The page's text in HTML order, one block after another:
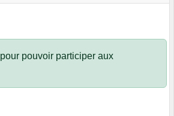
pour pouvoir participer aux